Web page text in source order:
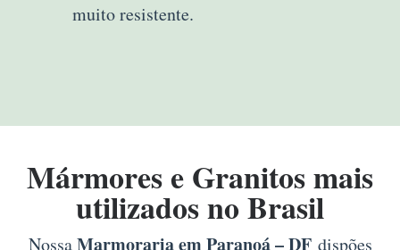
muito resistente.
Mármores e Granitos mais
utilizados no Brasil
NossaMarmoraria em Paranoá – DFdispões